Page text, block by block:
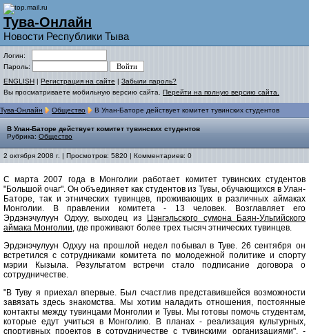
Тува-Онлайн
Новости Республики Тыва
Логин:
Пароль:
ENGLISH | Регистрация на сайте | Забыли пароль?
Вы просматриваете мобильную версию сайта. Перейти на полную версию сайта.
Тува-Онлайн Общество В Улан-Баторе действует комитет тувинских студентов
В Улан-Баторе действует комитет тувинских студентов
Рубрика: Общество
2 октября 2008 г. | Просмотров: 5820 | Комментариев: 0
С марта 2007 года в Монголии работает комитет тувинских студентов
"Большой очаг". Он объединяет как студентов из Тувы, обучающихся в Улан-
Баторе, так и этнических тувинцев, проживающих в различных аймаках
Монголии. В правлении комитета - 13 человек. Возглавляет его
Эрдэнэчулуун Одхуу, выходец из
Цэнгэльского сумона Баян-Ульгийского
аймака Монголии, где проживают более трех тысяч этнических тувинцев.
Эрдэнэчулуун Одхуу на прошлой недел побывал в Туве. 26 сентября он
встретился с сотрудниками комитета по молодежной политике и спорту
мэрии Кызыла. Результатом встречи стало подписание договора о
сотрудничестве.
"В Туву я приехал впервые. Был счастлив представившейся возможности
завязать здесь знакомства. Мы хотим наладить отношения, постоянные
контакты между тувинцами Монголии и Тувы. Мы готовы помочь студентам,
которые едут учиться в Монголию. В планах - реализация культурных,
спортивных проектов в сотрудничестве с тувинскими организациями", -